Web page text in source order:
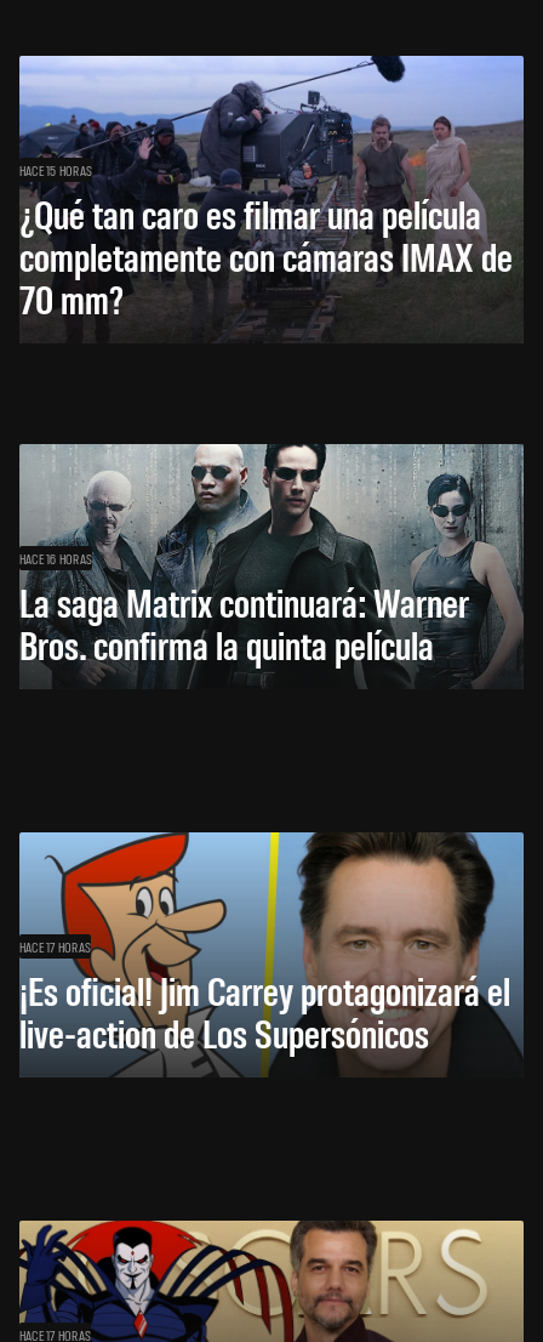
HACE 15 HORAS
¿Qué tan caro es filmar una película
completamente con cámaras IMAX de
70 mm?
HACE 16 HORAS
La saga Matrix continuará: Warner
Bros. confirma la quinta película
HACE 17 HORAS
¡Es oficial! Jim Carrey protagonizará el
live-action de Los Supersónicos
HACE 17 HORAS